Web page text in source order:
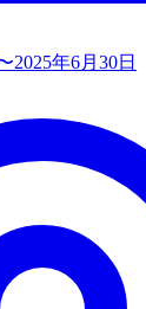
2025年6月30日